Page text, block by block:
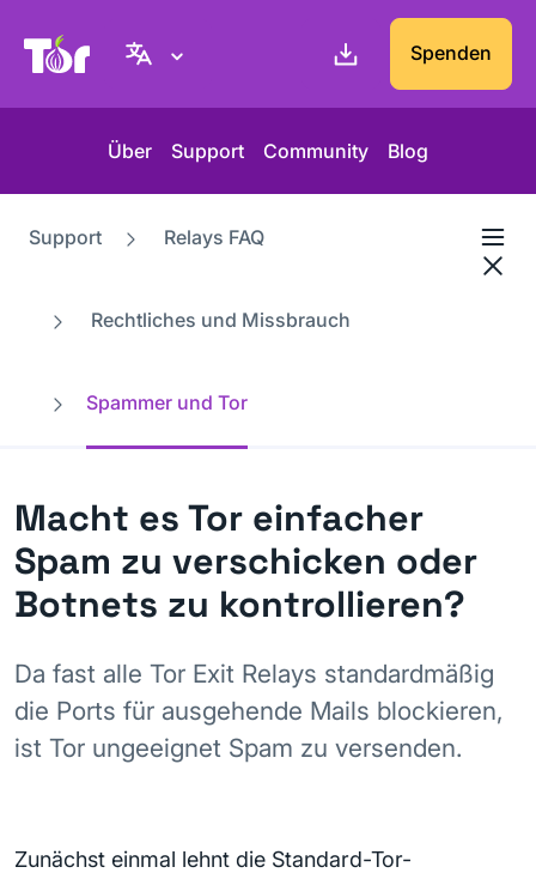
Tor-Projekt Webseite Spenden
Über Support Community Blog
Support Relays FAQ
Rechtliches und Missbrauch
Spammer und Tor
Macht es Tor einfacher
Spam zu verschicken oder
Botnets zu kontrollieren?
Da fast alle Tor Exit Relays standardmäßig
die Ports für ausgehende Mails blockieren,
ist Tor ungeeignet Spam zu versenden.
Zunächst einmal lehnt die Standard-Tor-